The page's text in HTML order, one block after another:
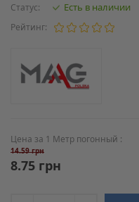
Статус: Есть в наличии
Рейтинг:
Цена за 1 Метр погонный :
14.59 грн
8.75 грн